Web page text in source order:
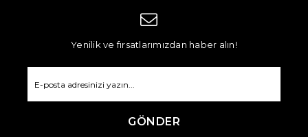
Yenilik ve fırsatlarımızdan haber alın!
GÖNDER